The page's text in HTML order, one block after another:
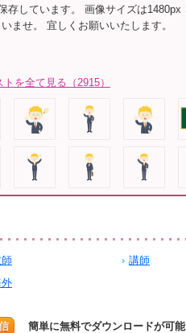
存しています。 画像サイズは
ませ。 宜しくお願いいたします。
を全て見る（2915）
講師
簡単に無料でダウンロードが可